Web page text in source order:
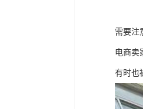
需要注
电商卖
有时也